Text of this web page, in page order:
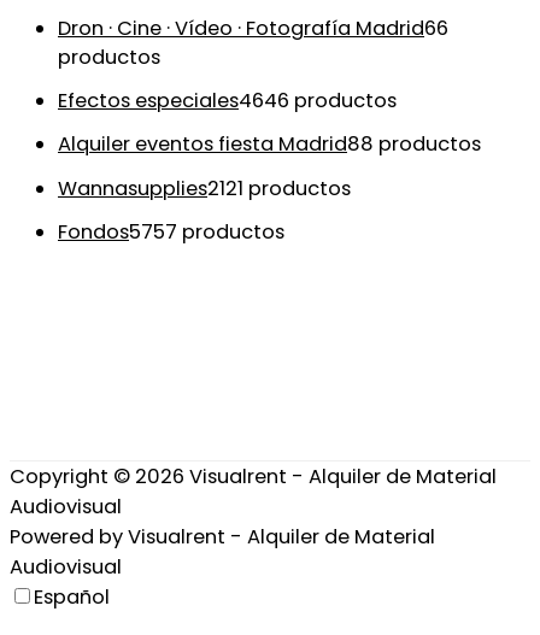
Dron · Cine · Vídeo · Fotografía Madrid66
productos
Efectos especiales4646 productos
Alquiler eventos fiesta Madrid88 productos
Wannasupplies2121 productos
Fondos5757 productos
Copyright © 2026 Visualrent - Alquiler de Material
Audiovisual
Powered byVisualrent - Alquiler de Material
Audiovisual
Español